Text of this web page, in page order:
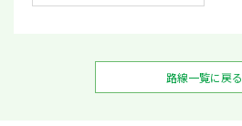
路線一覧に戻る